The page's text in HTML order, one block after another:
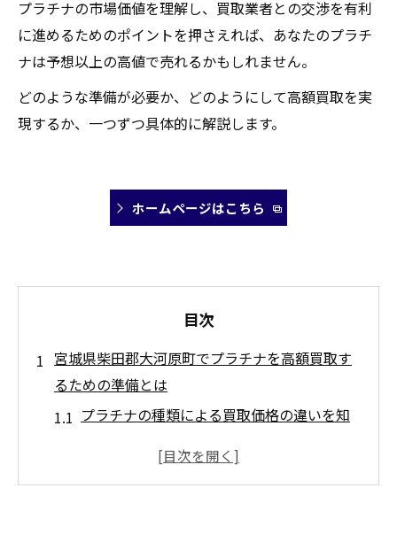
プラチナの市場価値を理解し、買取業者との交渉を有利
に進めるためのポイントを押さえれば、あなたのプラチ
ナは予想以上の高値で売れるかもしれません。
どのような準備が必要か、どのようにして高額買取を実
現するか、一つずつ具体的に解説します。
ホームページはこちら
目次
宮城県柴田郡大河原町でプラチナを高額買取す
るための準備とは
プラチナの種類による買取価格の違いを知
プラチナの重さと純度を測定する方法